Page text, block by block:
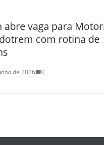
abre vaga para
com rotina de
de 2026 0